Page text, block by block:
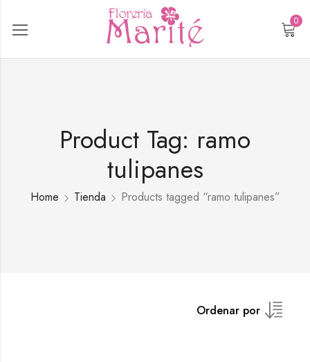
0
Product Tag: ramo
tulipanes
Home Tienda Products tagged “ramo tulipanes”
Ordenar por